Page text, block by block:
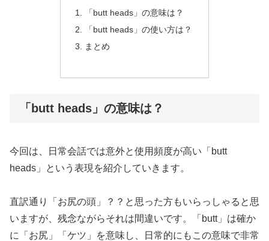
「butt heads」の意味は？
「butt heads」の使い方は？
まとめ
「butt heads」の意味は？
今回は、日常会話では意外と使用頻度が高い「butt
heads」という表現を紹介していきます。
直訳通り「お尻の頭」？？と思った方もいらっしゃると思
いますが、残念ながらそれは間違いです。「butt」は確か
に「お尻」「ケツ」を意味し、日常的にもこの意味で非常